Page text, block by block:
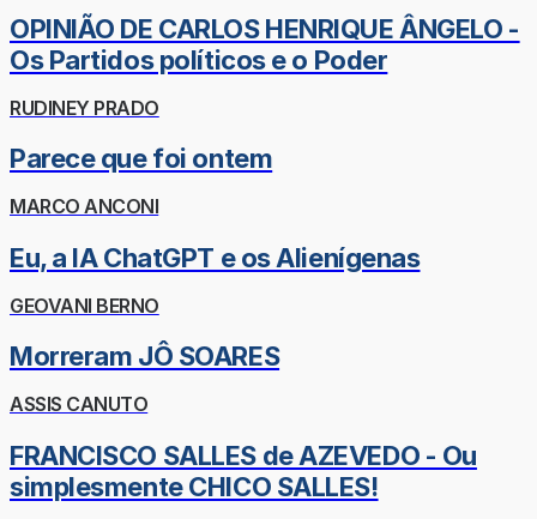
OPINIÃO DE CARLOS HENRIQUE ÂNGELO -
Os Partidos políticos e o Poder
RUDINEY PRADO
Parece que foi ontem
MARCO ANCONI
Eu, a IA ChatGPT e os Alienígenas
GEOVANI BERNO
Morreram JÔ SOARES
ASSIS CANUTO
FRANCISCO SALLES de AZEVEDO - Ou
simplesmente CHICO SALLES!